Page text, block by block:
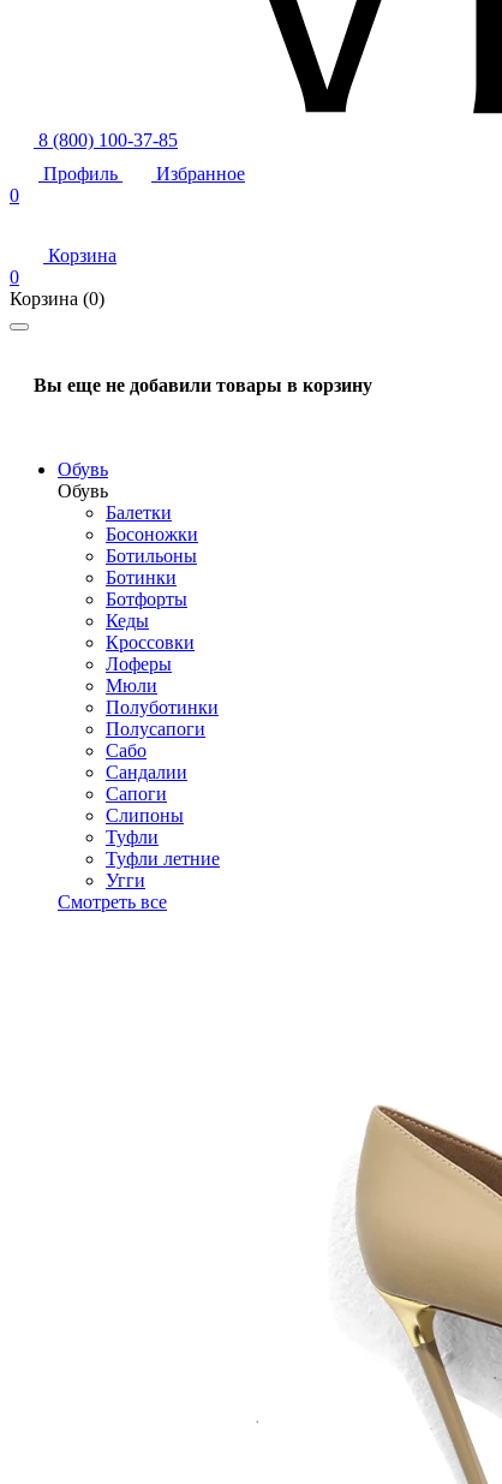
8 (800) 100-37-85
Профиль
Избранное
0
Корзина
0
Корзина (0)
Вы еще не добавили товары в корзину
Обувь
Обувь
Балетки
Босоножки
Ботильоны
Ботинки
Ботфорты
Кеды
Кроссовки
Лоферы
Мюли
Полуботинки
Полусапоги
Сабо
Сандалии
Сапоги
Слипоны
Туфли
Туфли летние
Угги
Смотреть все